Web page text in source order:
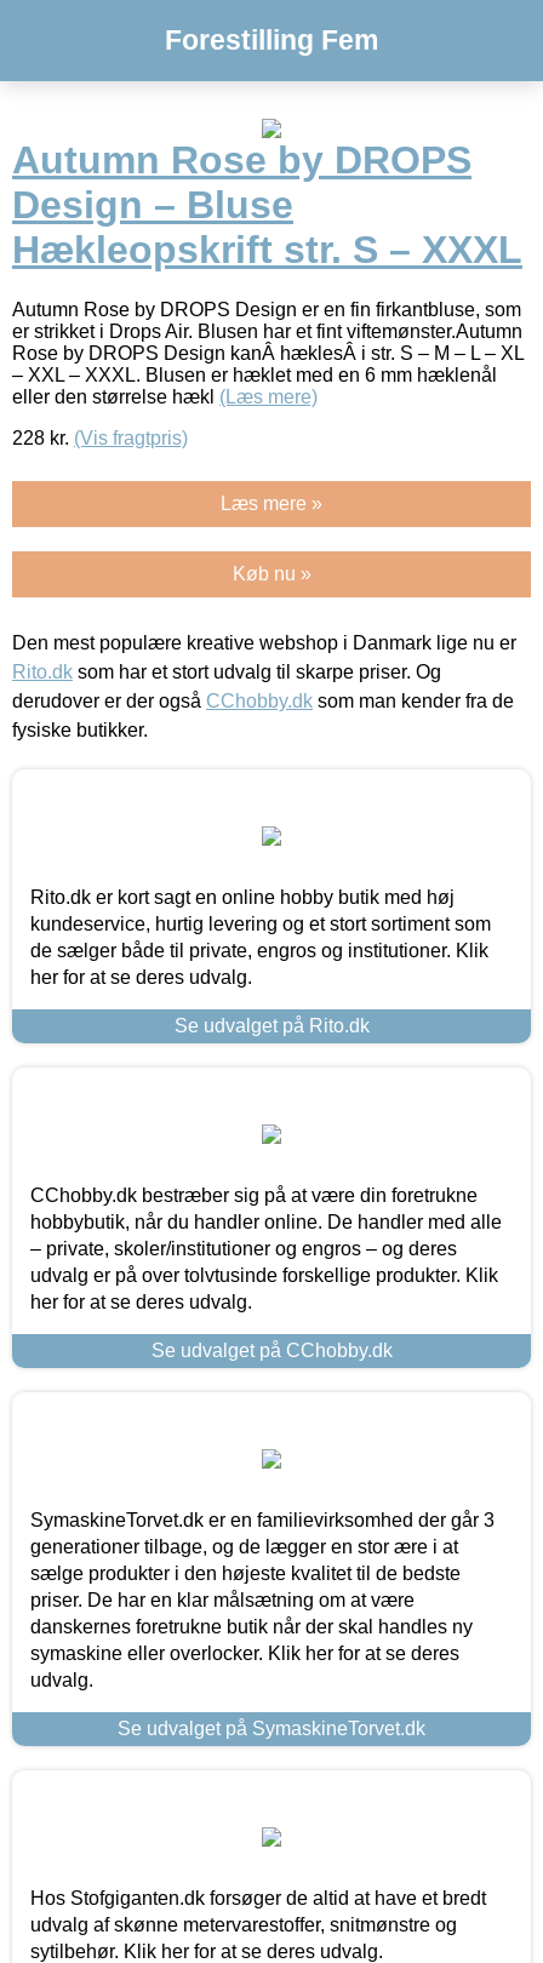
Forestilling Fem
Autumn Rose by DROPS
Design – Bluse
Hækleopskrift str. S – XXXL
Autumn Rose by DROPS Design er en fin firkantbluse, som
er strikket i Drops Air. Blusen har et fint viftemønster.Autumn
Rose by DROPS Design kanÂ hæklesÂ i str. S – M – L – XL
– XXL – XXXL. Blusen er hæklet med en 6 mm hæklenål
eller den størrelse hækl (Læs mere)
228 kr. (Vis fragtpris)
Læs mere »
Køb nu »
Den mest populære kreative webshop i Danmark lige nu er
Rito.dk som har et stort udvalg til skarpe priser. Og
derudover er der også CChobby.dk som man kender fra de
fysiske butikker.
Rito.dk er kort sagt en online hobby butik med høj
kundeservice, hurtig levering og et stort sortiment som
de sælger både til private, engros og institutioner. Klik
her for at se deres udvalg.
Se udvalget på Rito.dk
CChobby.dk bestræber sig på at være din foretrukne
hobbybutik, når du handler online. De handler med alle
– private, skoler/institutioner og engros – og deres
udvalg er på over tolvtusinde forskellige produkter. Klik
her for at se deres udvalg.
Se udvalget på CChobby.dk
SymaskineTorvet.dk er en familievirksomhed der går 3
generationer tilbage, og de lægger en stor ære i at
sælge produkter i den højeste kvalitet til de bedste
priser. De har en klar målsætning om at være
danskernes foretrukne butik når der skal handles ny
symaskine eller overlocker. Klik her for at se deres
udvalg.
Se udvalget på SymaskineTorvet.dk
Hos Stofgiganten.dk forsøger de altid at have et bredt
udvalg af skønne metervarestoffer, snitmønstre og
sytilbehør. Klik her for at se deres udvalg.